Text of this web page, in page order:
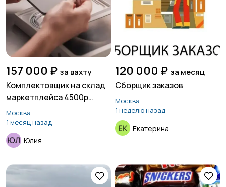
157 000 ₽ за вахту
Комплектовщик на склад
маркетплейса 4500р
смена
Москва
1 месяц назад
Юлия
120 000 ₽ за месяц
Сборщик заказов
Москва
1 неделю назад
Екатерина